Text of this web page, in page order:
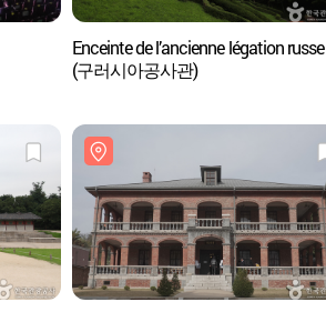
Enceinte de l’ancienne légation russe
(구러시아공사관)